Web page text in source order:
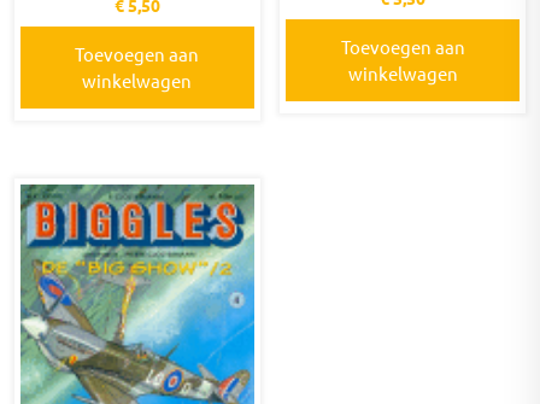
€5,50
Toevoegen aan
winkelwagen
Toevoegen aan
winkelwagen